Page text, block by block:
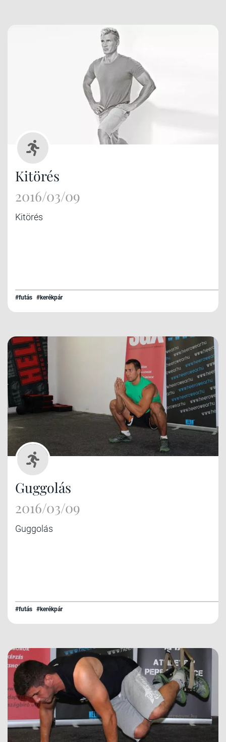
Kitörés
2016/03/09
Kitörés
#futás #kerékpár
Guggolás
2016/03/09
Guggolás
#futás #kerékpár